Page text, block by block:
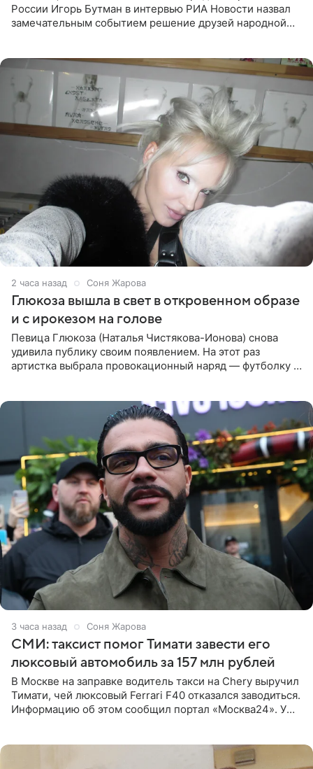
России Игорь Бутман в интервью РИА Новости назвал
замечательным событием решение друзей народной
2 часа назад Соня Жарова
Глюкоза вышла в свет в откровенном образе
и с ирокезом на голове
Певица Глюкоза (Наталья Чистякова-Ионова) снова
удивила публику своим появлением. На этот раз
артистка выбрала провокационный наряд — футболку с
3 часа назад Соня Жарова
СМИ: таксист помог Тимати завести его
люксовый автомобиль за 157 млн рублей
В Москве на заправке водитель такси на Chery выручил
Тимати, чей люксовый Ferrari F40 отказался заводиться.
Информацию об этом сообщил портал «Москва24». У